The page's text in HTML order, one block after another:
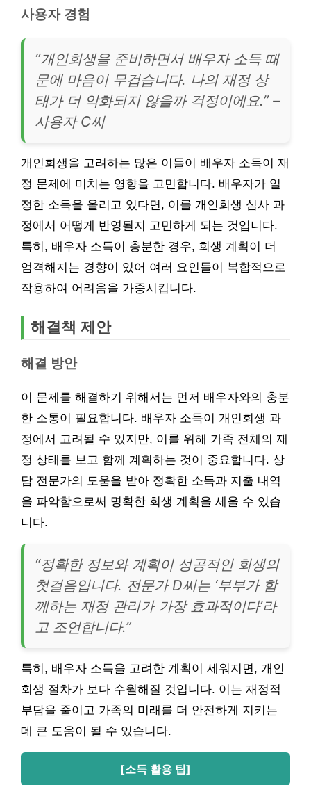
사용자 경험
“개인회생을 준비하면서 배우자 소득 때
문에 마음이 무겁습니다. 나의 재정 상
태가 더 악화되지 않을까 걱정이에요.” –
사용자 C씨
개인회생을 고려하는 많은 이들이 배우자 소득이 재
정 문제에 미치는 영향을 고민합니다. 배우자가 일
정한 소득을 올리고 있다면, 이를 개인회생 심사 과
정에서 어떻게 반영될지 고민하게 되는 것입니다.
특히, 배우자 소득이 충분한 경우, 회생 계획이 더
엄격해지는 경향이 있어 여러 요인들이 복합적으로
작용하여 어려움을 가중시킵니다.
해결책 제안
해결 방안
이 문제를 해결하기 위해서는 먼저 배우자와의 충분
한 소통이 필요합니다. 배우자 소득이 개인회생 과
정에서 고려될 수 있지만, 이를 위해 가족 전체의 재
정 상태를 보고 함께 계획하는 것이 중요합니다. 상
담 전문가의 도움을 받아 정확한 소득과 지출 내역
을 파악함으로써 명확한 회생 계획을 세울 수 있습
니다.
“정확한 정보와 계획이 성공적인 회생의
첫걸음입니다. 전문가 D씨는 ‘부부가 함
께하는 재정 관리가 가장 효과적이다’라
고 조언합니다.”
특히, 배우자 소득을 고려한 계획이 세워지면, 개인
회생 절차가 보다 수월해질 것입니다. 이는 재정적
부담을 줄이고 가족의 미래를 더 안전하게 지키는
데 큰 도움이 될 수 있습니다.
[소득 활용 팁]